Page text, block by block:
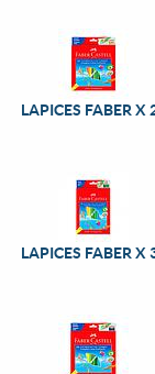
LAPICES FABER X
LAPICES FABER X